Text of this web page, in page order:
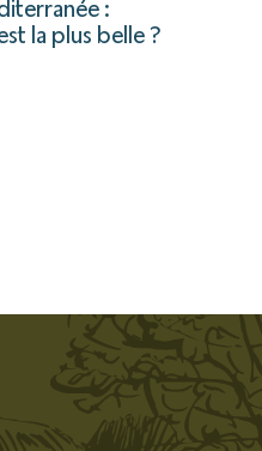
:
la plus belle ?